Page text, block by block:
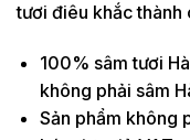
tươi điêu khắc thành
100% sâm tươi
không phải sâm
Sản phẩm không